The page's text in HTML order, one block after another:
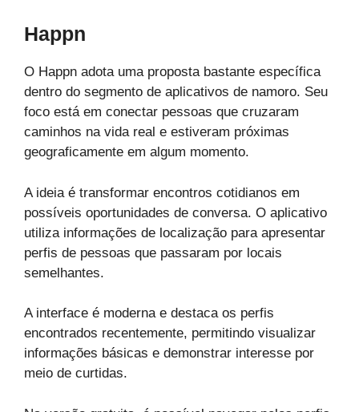
Happn
O Happn adota uma proposta bastante específica
dentro do segmento de aplicativos de namoro. Seu
foco está em conectar pessoas que cruzaram
caminhos na vida real e estiveram próximas
geograficamente em algum momento.
A ideia é transformar encontros cotidianos em
possíveis oportunidades de conversa. O aplicativo
utiliza informações de localização para apresentar
perfis de pessoas que passaram por locais
semelhantes.
A interface é moderna e destaca os perfis
encontrados recentemente, permitindo visualizar
informações básicas e demonstrar interesse por
meio de curtidas.